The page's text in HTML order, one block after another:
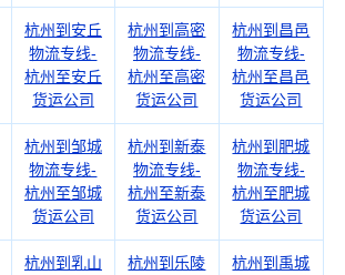
杭州到安丘
物流专线-
杭州至安丘
货运公司
杭州到高密
物流专线-
杭州至高密
货运公司
杭州到昌邑
物流专线-
杭州至昌邑
货运公司
杭州到邹城
物流专线-
杭州至邹城
货运公司
杭州到新泰
物流专线-
杭州至新泰
货运公司
杭州到肥城
物流专线-
杭州至肥城
货运公司
杭州到乳山
杭州到乐陵
杭州到禹城